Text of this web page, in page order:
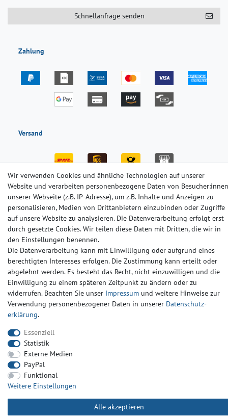
Schnellanfrage senden
Zahlung
Versand
Impressum Daten­schutz­erklärung AGB
Barrierefreiheitserklärung
Wir verwenden Cookies und ähnliche Technologien auf unserer
Website und verarbeiten personenbezogene Daten von Besucher:innen
unserer Webseite (z.B. IP-Adresse), um z.B. Inhalte und Anzeigen zu
personalisieren, Medien von Drittanbietern einzubinden oder Zugriffe
auf unsere Website zu analysieren. Die Datenverarbeitung erfolgt erst
durch gesetzte Cookies. Wir teilen diese Daten mit Dritten, die wir in
den Einstellungen benennen.
Die Datenverarbeitung kann mit Einwilligung oder aufgrund eines
berechtigten Interesses erfolgen. Die Zustimmung kann erteilt oder
abgelehnt werden. Es besteht das Recht, nicht einzuwilligen und die
Einwilligung zu einem späteren Zeitpunkt zu ändern oder zu
widerrufen. Beachten Sie unser Impressum und weitere Hinweise zur
Verwendung personenbezogener Daten in unserer Daten­schutz­
erklärung.
Essenziell
Statistik
Externe Medien
PayPal
Funktional
Weitere Einstellungen
Alle akzeptieren
© Copyright 2024-2025 | Alle Rechte vorbehalten.
Widerrufs­recht Widerrufs­formular Impressum